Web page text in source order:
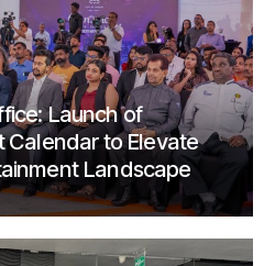
Launch of
Calendar to Elevate
Landscape